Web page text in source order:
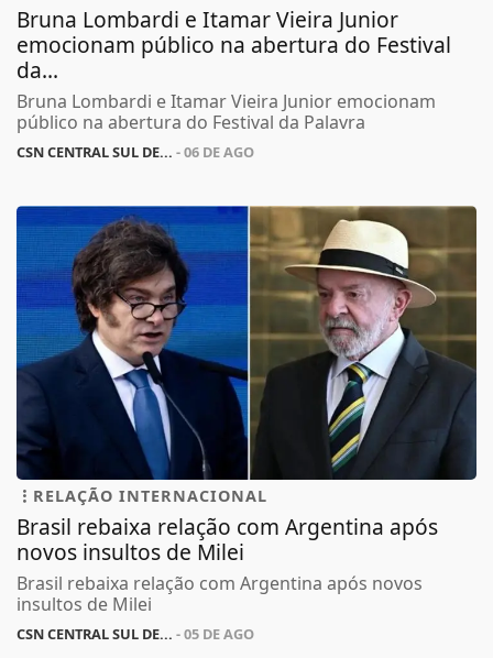
Bruna Lombardi e Itamar Vieira Junior
emocionam público na abertura do Festival
da...
Bruna Lombardi e Itamar Vieira Junior emocionam
público na abertura do Festival da Palavra
CSN CENTRAL SUL DE... - 06 DE AGO
RELAÇÃO INTERNACIONAL
Brasil rebaixa relação com Argentina após
novos insultos de Milei
Brasil rebaixa relação com Argentina após novos
insultos de Milei
CSN CENTRAL SUL DE... - 05 DE AGO